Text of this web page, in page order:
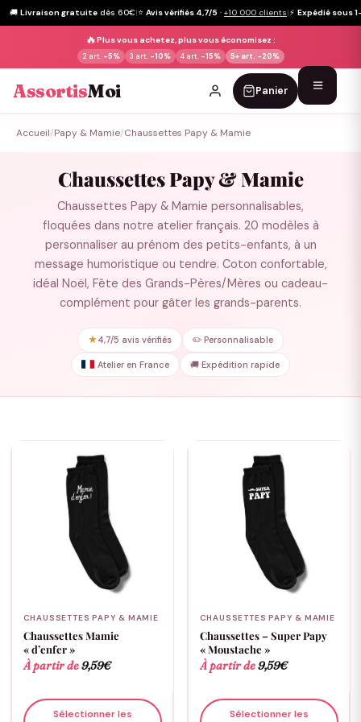
🚚 Livraison gratuite dès 60€|⭐ Avis vérifiés 4,7/5 · +10 000 clients|⚡ Expédié sous
🔥Plus vous achetez, plus vous économisez :
2 art. -5% 3 art. -10% 4 art. -15% 5+ art. -20%
AssortisMoi Panier
Accueil/Papy & Mamie/Chaussettes Papy & Mamie
Chaussettes Papy & Mamie
Chaussettes Papy & Mamie personnalisables,
floquées dans notre atelier français. 20 modèles à
personnaliser au prénom des petits-enfants, à un
message humoristique ou tendre. Coton confortable,
idéal Noël, Fête des Grands-Pères/Mères ou cadeau-
complément pour gâter les grands-parents.
★4,7/5 avis vérifiés ✏️ Personnalisable
Atelier en France 🚚 Expédition rapide
CHAUSSETTES PAPY & MAMIE
Chaussettes Mamie
« d’enfer »
À partir de9,59€
Sélectionner les
CHAUSSETTES PAPY & MAMIE
Chaussettes – Super Papy
« Moustache »
À partir de9,59€
Sélectionner les